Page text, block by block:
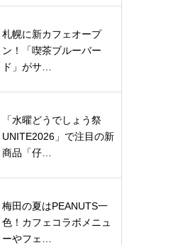
札幌に新カフェオープ
ン！「喫茶ブルーバー
ド」がサ…
「水曜どうでしょう祭
UNITE2026」で注目の新
商品「仔…
梅田の夏はPEANUTS一
色！カフェコラボメニュ
ーやフェ…